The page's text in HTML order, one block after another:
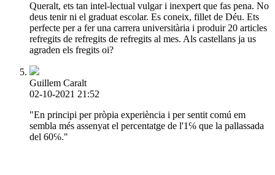
Queralt, ets tan intel-lectual vulgar i inexpert que fas pena. No
deus tenir ni el graduat escolar. Es coneix, fillet de Déu. Ets
perfecte per a fer una carrera universitària i produir 20 articles
refregits de refregits de refregits al mes. Als castellans ja us
agraden els fregits oi?
Guillem Caralt
02-10-2021 21:52
"En principi per pròpia experiència i per sentit comú em
sembla més assenyat el percentatge de l'1℅ que la pallassada
del 60℅."